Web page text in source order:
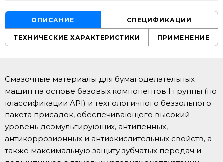
ОПИСАНИЕ СПЕЦИФИКАЦИИ
ТЕХНИЧЕСКИЕ ХАРАКТЕРИСТИКИ ПРИМЕНЕНИЕ
Смазочные материалы для бумагоделательных
машин на основе базовых компонентов I группы (по
классификации API) и технологичного беззольного
пакета присадок, обеспечивающего высокий
уровень деэмульгирующих, антипенных,
антикоррозионных и антиокислительных свойств, а
также максимальную защиту зубчатых передач и